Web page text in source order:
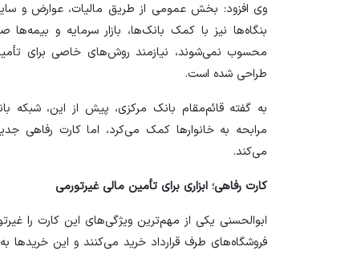
وی افزود: بخش عمومی از طریق مالیات، عوارض و
بنگاه‌ها نیز با کمک بانک‌ها، بازار سرمایه و
محسوب نمی‌شوند، نیازمند روش‌های خاصی برای
طراحی شده است.
به گفته قائم‌مقام بانک مرکزی، پیش از این، شبکه
مرابحه به خانوار‌ها کمک می‌کرد، اما کارت رفاهی
می‌کند.
کارت رفاهی؛ ابزاری برای تأمین مالی غیرتورمی
ابوالحسنی یکی از مهم‌ترین ویژگی‌های این کارت را
فروشگاه‌های طرف قرارداد خرید می‌کنند و این خرید‌ها